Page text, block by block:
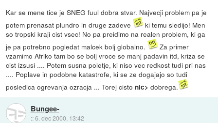
Kar se mene tice je SNEG fuul dobra stvar. Najvecji problem pa je
potem prenasat plundro in druge zadeve
ki temu sledijo! Men
so tropski kraji cist vsec! No pa preidimo na realen problem, ki ga
je pa potrebno pogledat malcek bolj globalno.
Za primer
vzamimo Afriko tam bo se bolj vroce se manj padavin itd, kriza se
cist izsusi .... Potem susna poletje, ki niso vec redkost tudi pri nas
.... Poplave in podobne katastrofe, ki se ze dogajajo so tudi
posledica ogrevanja ozracja ... Torej cistonic> dobrega.
Bungee-
::6. dec 2000, 13:42